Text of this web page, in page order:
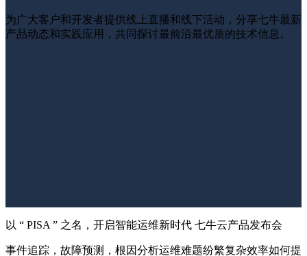
为广大客户和开发者提供线上直播和线下活动，分享七牛最新
产品动态和实践应用，共同探讨最前沿最优质的技术信息。
以 “ PISA ” 之名，开启智能运维新时代 七牛云产品发布会
事件追踪，故障预测，根因分析运维难题纷繁复杂效率如何提